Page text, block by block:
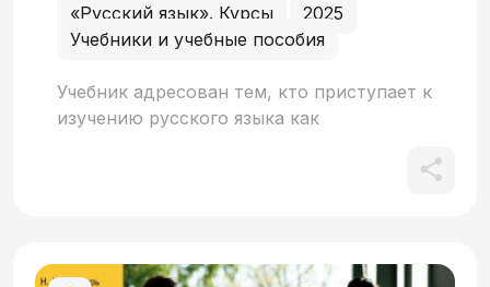
«Русский язык». Курсы
2025
Учебники и учебные пособия
Учебник адресован тем, кто приступает к
изучению русского языка как
это свободное, полноценное общение на
поурочно-тематическая организация